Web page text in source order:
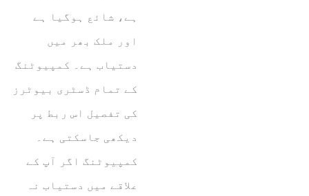
ہے، شائع ہوگیا ہے
اور ملک بھر میں
دستیاب ہے۔ کمپیوٹنگ
کے تمام ڈسٹری بیوٹرز
کی تفصیل اس ربط پر
دیکھی جاسکتی ہے۔
کمپیوٹنگ اگر آپ کے
علاقے میں دستیاب نہ